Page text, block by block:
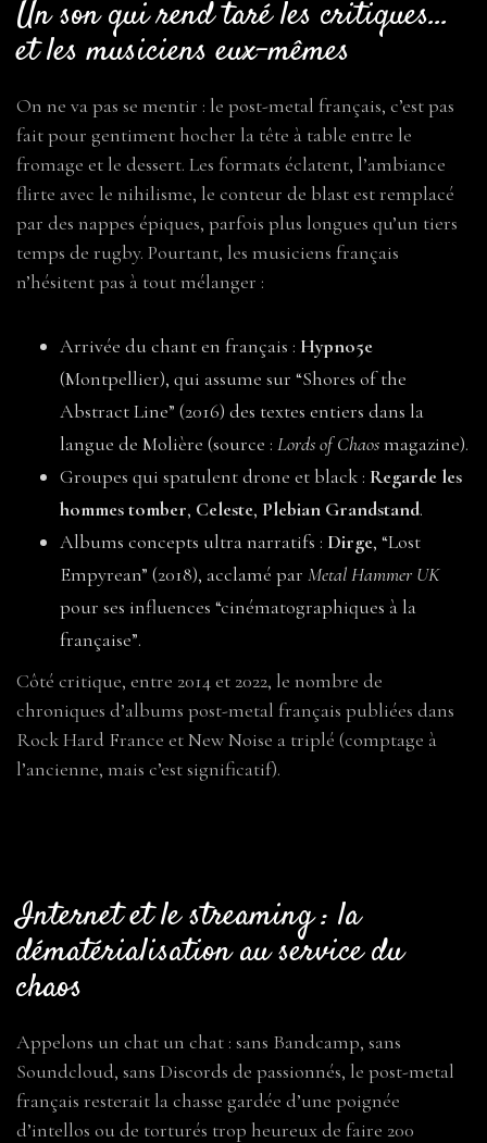
Un son qui rend taré les critiques…
et les musiciens eux-mêmes
On ne va pas se mentir : le post-metal français, c’est pas
fait pour gentiment hocher la tête à table entre le
fromage et le dessert. Les formats éclatent, l’ambiance
flirte avec le nihilisme, le conteur de blast est remplacé
par des nappes épiques, parfois plus longues qu’un tiers
temps de rugby. Pourtant, les musiciens français
n’hésitent pas à tout mélanger :
Arrivée du chant en français : Hypno5e
(Montpellier), qui assume sur “Shores of the
Abstract Line” (2016) des textes entiers dans la
langue de Molière (source : Lords of Chaosmagazine).
Groupes qui spatulent drone et black : Regarde les
hommes tomber, Celeste, Plebian Grandstand.
Albums concepts ultra narratifs : Dirge, “Lost
Empyrean” (2018), acclamé par Metal Hammer UK
pour ses influences “cinématographiques à la
française”.
Côté critique, entre 2014 et 2022, le nombre de
chroniques d’albums post-metal français publiées dans
Rock Hard France et New Noise a triplé (comptage à
l’ancienne, mais c’est significatif).
Internet et le streaming : la
dématérialisation au service du
chaos
Appelons un chat un chat : sans Bandcamp, sans
Soundcloud, sans Discords de passionnés, le post-metal
français resterait la chasse gardée d’une poignée
d’intellos ou de torturés trop heureux de faire 200